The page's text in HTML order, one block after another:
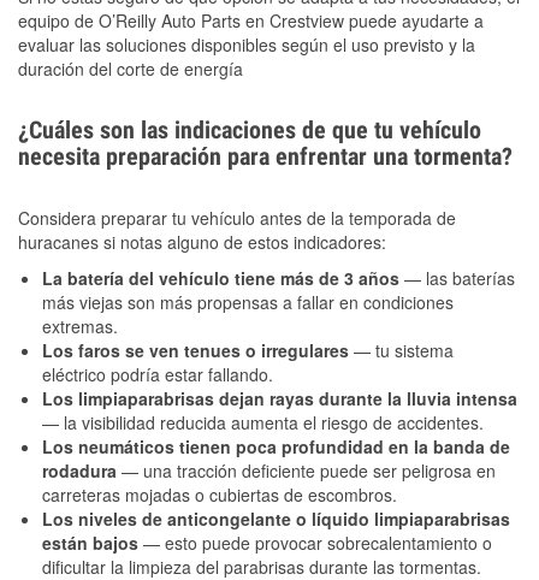
equipo de O’Reilly Auto Parts en Crestview puede ayudarte a
evaluar las soluciones disponibles según el uso previsto y la
duración del corte de energía
¿Cuáles son las indicaciones de que tu vehículo
necesita preparación para enfrentar una tormenta?
Considera preparar tu vehículo antes de la temporada de
huracanes si notas alguno de estos indicadores:
La batería del vehículo tiene más de 3 años — las baterías
más viejas son más propensas a fallar en condiciones
extremas.
Los faros se ven tenues o irregulares — tu sistema
eléctrico podría estar fallando.
Los limpiaparabrisas dejan rayas durante la lluvia intensa
— la visibilidad reducida aumenta el riesgo de accidentes.
Los neumáticos tienen poca profundidad en la banda de
rodadura — una tracción deficiente puede ser peligrosa en
carreteras mojadas o cubiertas de escombros.
Los niveles de anticongelante o líquido limpiaparabrisas
están bajos — esto puede provocar sobrecalentamiento o
dificultar la limpieza del parabrisas durante las tormentas.